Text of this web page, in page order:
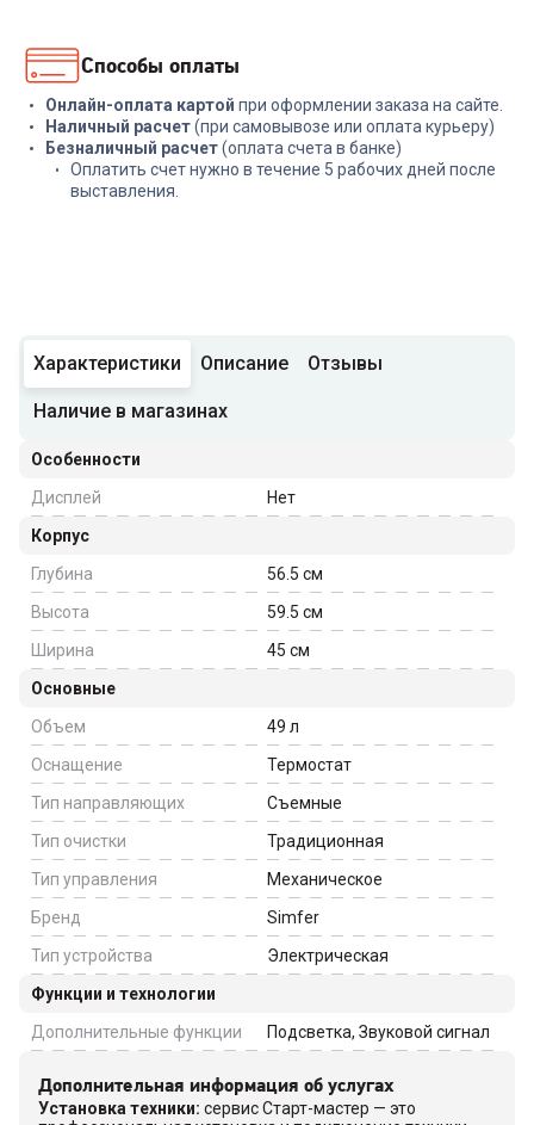
Способы оплаты
Онлайн-оплата картой при оформлении заказа на сайте.
Наличный расчет(при самовывозе или оплата курьеру)
Безналичный расчет(оплата счета в банке)
Оплатить счет нужно в течение 5 рабочих дней после
выставления.
Характеристики Описание Отзывы
Наличие в магазинах
Особенности
Дисплей
Нет
Корпус
Глубина
56.5 см
Высота
59.5 см
Ширина
45 см
Основные
Объем
49 л
Оснащение
Термостат
Тип направляющих
Съемные
Тип очистки
Традиционная
Тип управления
Механическое
Бренд
Simfer
Тип устройства
Электрическая
Функции и технологии
Дополнительные функции
Подсветка, Звуковой сигнал
Дополнительная информация об услугах
Установка техники: сервис Старт-мастер — это